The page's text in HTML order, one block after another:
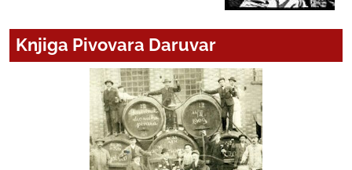
Knjiga Pivovara Daruvar